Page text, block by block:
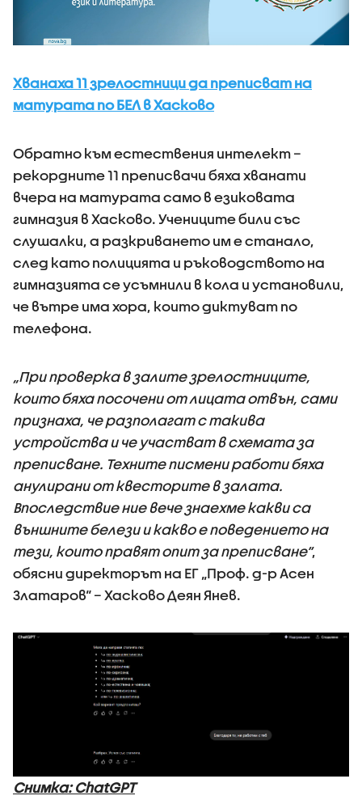
Хванаха 11 зрелостници да преписват на
матурата по БЕЛ в Хасково
Обратно към естествения интелект –
рекордните 11 преписвачи бяха хванати
вчера на матурата само в езиковата
гимназия в Хасково. Учениците били със
слушалки, а разкриването им е станало,
след като полицията и ръководството на
гимназията се усъмнили в кола и установили,
че вътре има хора, които диктуват по
телефона.
„При проверка в залите зрелостниците,
които бяха посочени от лицата отвън, сами
признаха, че разполагат с такива
устройства и че участват в схемата за
преписване. Техните писмени работи бяха
анулирани от квесторите в залата.
Впоследствие ние вече знаехме какви са
външните белези и какво е поведението на
тези, които правят опит за преписване“,
обясни директорът на ЕГ „Проф. д-р Асен
Златаров“ – Хасково Деян Янев.
Снимка: ChatGPT